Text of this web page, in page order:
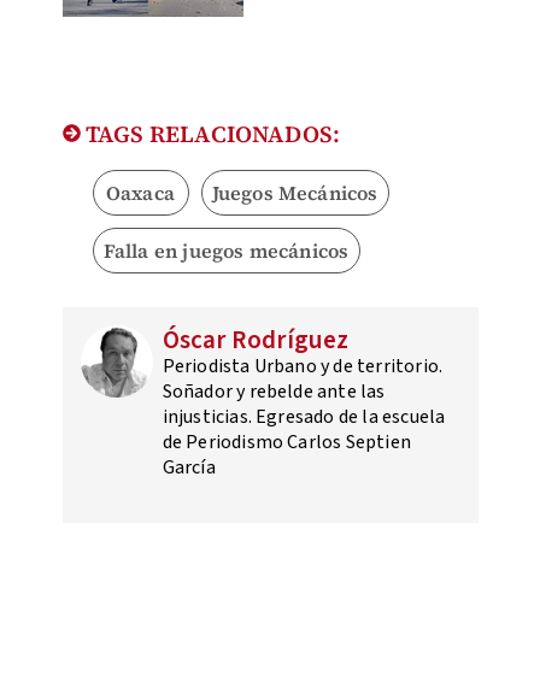
TAGS RELACIONADOS:
Oaxaca Juegos Mecánicos
Falla en juegos mecánicos
Óscar Rodríguez
Periodista Urbano y de territorio.
Soñador y rebelde ante las
injusticias. Egresado de la escuela
de Periodismo Carlos Septien
García